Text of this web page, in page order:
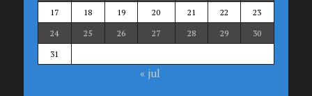
17
18 19 20 21 22
23
24
25 26 27 28 29
30
31
« jul